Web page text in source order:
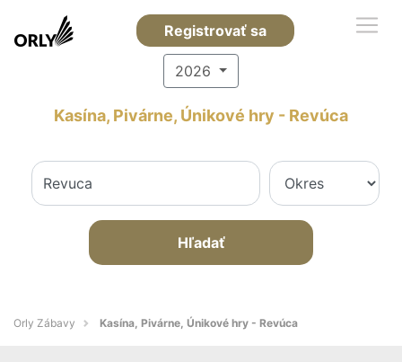
Registrovať sa
2026
Kasína, Pivárne, Únikové hry - Revúca
Hľadať
Orly Zábavy Kasína, Pivárne, Únikové hry - Revúca